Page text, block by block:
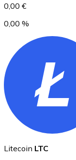
USD Coin
USDC
0,00 €
0,00 %
Litecoin LTC